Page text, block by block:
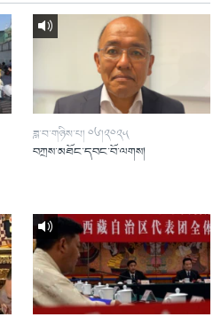
ཟླ་བ་གཉིས་པ། ༠༦།༢༠༢༥
བཀྲས་མཐོང་དབང་བོ་ལགས།